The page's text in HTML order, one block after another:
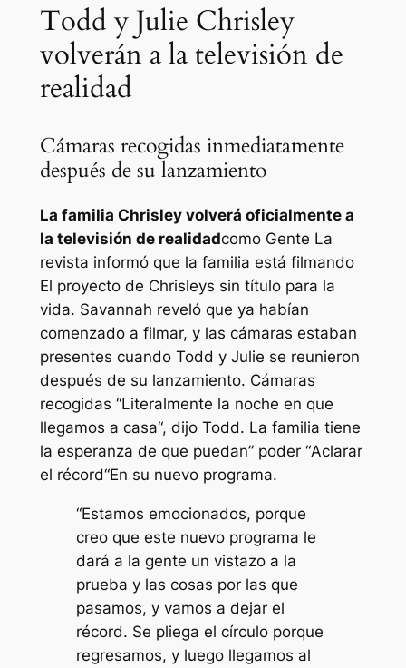
Todd y Julie Chrisley
volverán a la televisión de
realidad
Cámaras recogidas inmediatamente
después de su lanzamiento
La familia Chrisley volverá oficialmente a
la televisión de realidadcomo Gente La
revista informó que la familia está filmando
El proyecto de Chrisleys sin título para la
vida. Savannah reveló que ya habían
comenzado a filmar, y las cámaras estaban
presentes cuando Todd y Julie se reunieron
después de su lanzamiento. Cámaras
recogidas “Literalmente la noche en que
llegamos a casa“, dijo Todd. La familia tiene
la esperanza de que puedan” poder “Aclarar
el récord“En su nuevo programa.
“Estamos emocionados, porque
creo que este nuevo programa le
dará a la gente un vistazo a la
prueba y las cosas por las que
pasamos, y vamos a dejar el
récord. Se pliega el círculo porque
regresamos, y luego llegamos al